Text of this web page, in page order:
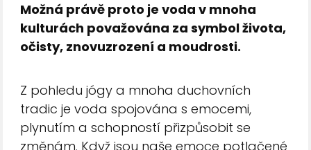
Možná právě proto je voda v mnoha
kulturách považována za symbol života,
očisty, znovuzrození a moudrosti.
Z pohledu jógy a mnoha duchovních
tradic je voda spojována s emocemi,
plynutím a schopností přizpůsobit se
změnám. Když jsou naše emoce potlačené